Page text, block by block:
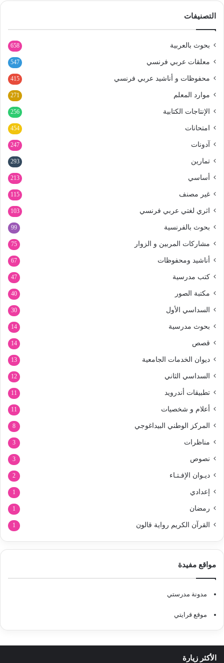
التصنيفات
بحوث بالعربية 658
معلقات عربي فرنسي 547
محفوظات و أناشيد عربي فرنسي 415
موارد المعلم 271
الإنتاجات الكتابية 256
امتحانات 454
آدونات 247
تمارين 293
أساسي 213
غير مصنف 115
اثري لغتي عربي فرنسي 103
بحوث بالفرنسية 99
مشاركات المربين و الزوار 75
أناشيد ومحفوظات 67
كتب مدرسية 47
مكتبة الصور 40
السداسي الأول 30
بحوث مدرسية 14
قصص 14
ديوان الخدمات الجامعية 13
السداسي الثاني 12
تطبيقات أندرويد 11
أعلام و شخصيات 11
المركز الوطني البيداغوجي 8
مناظرات 3
نصوص 3
ديـوان الإفـتـاء 2
إعدادي 1
رمضان 1
القرآن الكريم رواية قالون 1
مواقع مفيدة
مدونة مدرستي
موقع قرايتي
الأكثر زيارة